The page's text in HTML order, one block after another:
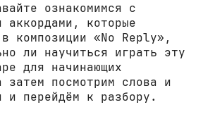
ознакомимся с
аккордами, которые
в композиции «No Reply»,
ли научиться играть эту
для начинающих
затем посмотрим слова и
и перейдём к разбору.